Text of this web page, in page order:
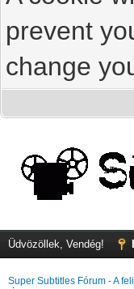
prevent
change
Üdvözöllek, Vendég!
Super Subtitles Fórum - A